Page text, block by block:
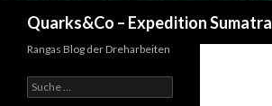
Quarks&Co – Expedition Sumatra
Rangas Blog der Dreharbeiten
Suche nach: